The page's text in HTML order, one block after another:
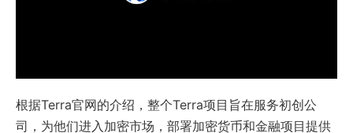
根据Terra官网的介绍，整个Terra项目旨在服务初创公
司，为他们进入加密市场，部署加密货币和金融项目提供